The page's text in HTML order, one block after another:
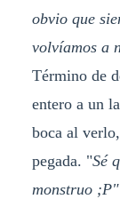
obvio que
volvíamos a
Término de
entero a un
boca al
pegada. "Sé
monstruo ;P"